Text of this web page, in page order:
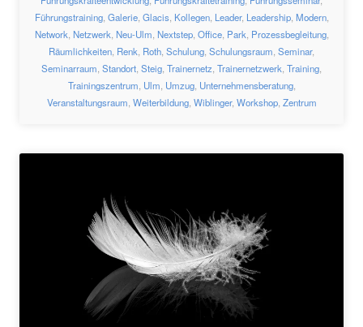
Führungstraining, Galerie, Glacis, Kollegen, Leader, Leadership, Modern,
Network Netzwerk Neu-Ulm Nextstep, Office, Park Prozessbegleitung,
Räumlichkeiten Renk Roth Schulung Schulungsraum Seminar,
Seminarraum Standort Steig Trainernetz Trainernetzwerk Training
Trainingszentrum Ulm Umzug, Unternehmensberatung,
Veranstaltungsraum Weiterbildung, Wiblinger, Workshop, Zentrum